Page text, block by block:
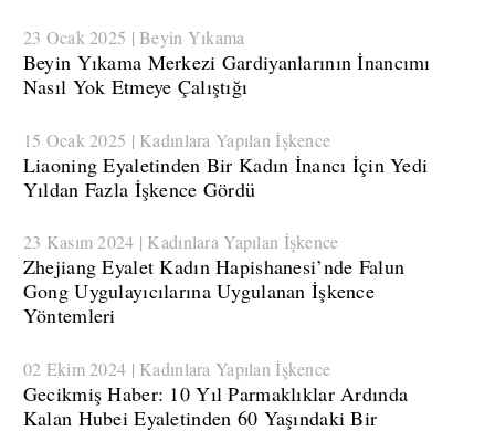
23 Ocak 2025 | Beyin Yıkama
Beyin Yıkama Merkezi Gardiyanlarının İnancımı
Nasıl Yok Etmeye Çalıştığı
15 Ocak 2025 | Kadınlara Yapılan İşkence
​Liaoning Eyaletinden Bir Kadın İnancı İçin Yedi
Yıldan Fazla İşkence Gördü
23 Kasım 2024 | Kadınlara Yapılan İşkence
​Zhejiang Eyalet Kadın Hapishanesi’nde Falun
Gong Uygulayıcılarına Uygulanan İşkence
Yöntemleri
02 Ekim 2024 | Kadınlara Yapılan İşkence
Gecikmiş Haber: 10 Yıl Parmaklıklar Ardında
Kalan Hubei Eyaletinden 60 Yaşındaki Bir